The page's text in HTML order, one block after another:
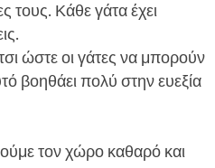
τους. Κάθε γάτα έχει
ώστε οι γάτες να μπορούν
βοηθάει πολύ στην ευεξία
τον χώρο καθαρό και